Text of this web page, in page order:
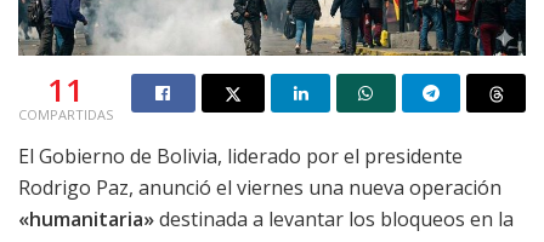
11
COMPARTIDAS
El Gobierno de Bolivia, liderado por el presidente
Rodrigo Paz, anunció el viernes una nueva operación
«humanitaria»destinada a levantar los bloqueos en la